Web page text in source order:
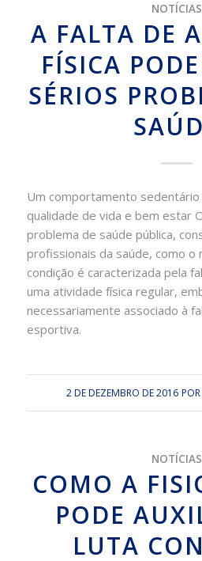
NOTÍCIAS
A FALTA DE
FÍSICA
SÉRIOS
Um comportamento sedentário
qualidade de vida e bem estar
problema de saúde pública,
profissionais da saúde, como o
condição é caracterizada pela
uma atividade física regular,
necessariamente associado à
esportiva.
2 DE DEZEMBRO DE 2016 POR
NOTÍCIAS
COMO A
PODE
LUTA